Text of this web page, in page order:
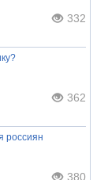
332
362
россиян
380